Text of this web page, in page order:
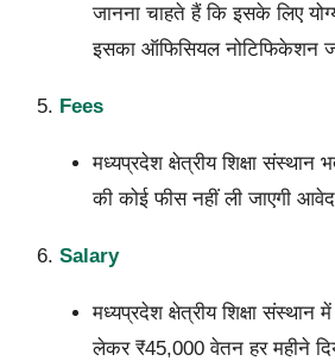
जानना चाहते हैं कि इसके लिए
इसका ऑफिसियल नोटिफिकेशन
Fees
मध्यप्रदेश क्षेत्रीय शिक्षा संस्थान
की कोई फीस नहीं ली जाएगी
Salary
मध्यप्रदेश क्षेत्रीय शिक्षा
लेकर ₹45,000 वेतन हर महीने